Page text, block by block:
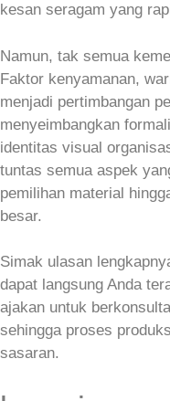
kesan seragam yang
Namun, tak semua
Faktor kenyamanan,
menjadi pertimbangan
menyeimbangkan
identitas visual
tuntas semua aspek
pemilihan material
besar.
Simak ulasan
dapat langsung Anda
ajakan untuk
sehingga proses
sasaran.